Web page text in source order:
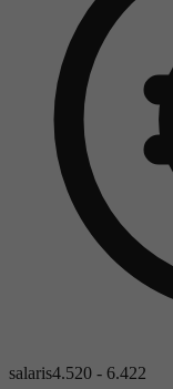
salaris4.520 - 6.422